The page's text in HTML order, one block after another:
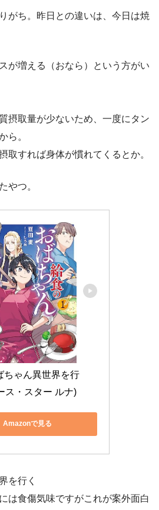
がち。昨日との違いは、今日は焼
が増える（おなら）という方がい
摂取量が少ないため、一度にタン
ら。
取すれば身体が慣れてくるとか。
やつ。
ちゃん異世界を行
ス・スター ルナ)
Amazonで見る
を行く
は食傷気味ですがこれが案外面白